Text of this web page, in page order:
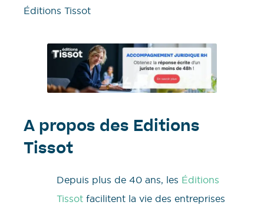
Éditions Tissot
A propos des Editions
Tissot
Depuis plus de 40 ans, les Éditions
Tissot facilitent la vie des entreprises